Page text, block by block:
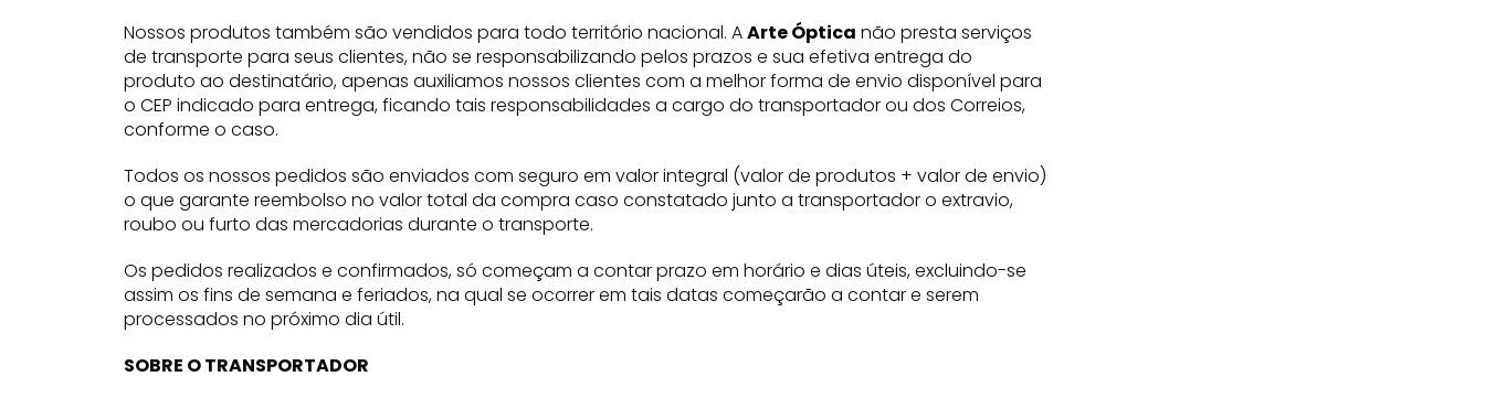
Nossos produtos também são vendidos para todo território nacional. AArte Óptica não presta serviços
de transporte para seus clientes, não se responsabilizando pelos prazos e sua efetiva entrega do
produto ao destinatário, apenas auxiliamos nossos clientes com a melhor forma de envio disponível para
o CEP indicado para entrega, ficando tais responsabilidades a cargo do transportador ou dos Correios,
conforme o caso.
Todos os nossos pedidos são enviados com seguro em valor integral (valor de produtos + valor de envio)
o que garante reembolso no valor total da compra caso constatado junto a transportador o extravio,
roubo ou furto das mercadorias durante o transporte.
Os pedidos realizados e confirmados, só começam a contar prazo em horário e dias úteis, excluindo-se
assim os fins de semana e feriados, na qual se ocorrer em tais datas começarão a contar e serem
processados no próximo dia útil.
SOBRE O TRANSPORTADOR